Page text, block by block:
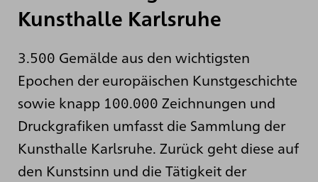
Kunsthalle Karlsruhe
3.500 Gemälde aus den wichtigsten
Epochen der europäischen Kunstgeschichte
sowie knapp 100.000 Zeichnungen und
Druckgrafiken umfasst die Sammlung der
Kunsthalle Karlsruhe. Zurück geht diese auf
den Kunstsinn und die Tätigkeit der